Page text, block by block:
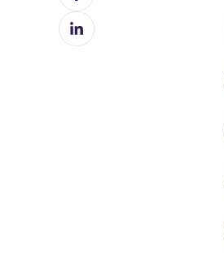
on
Facebook
Share
on